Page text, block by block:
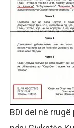
BDI del në